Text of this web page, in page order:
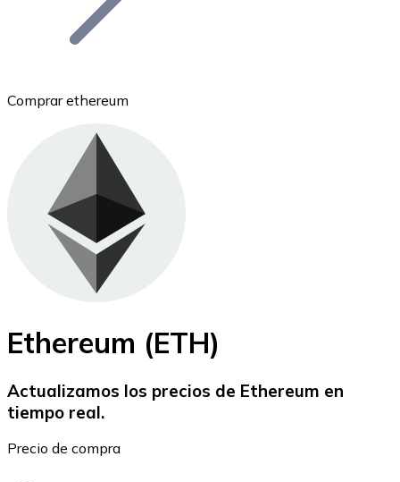
Bitcoin
BTC
Ethereum
ETH
Comprar ethereum
Ethereum (ETH)
Actualizamos los precios de Ethereum en
tiempo real.
Precio de compra